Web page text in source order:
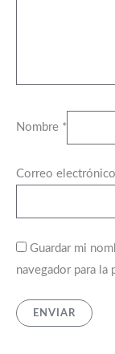
Nombre *
Correo electrónico
Guardar mi
navegador para la